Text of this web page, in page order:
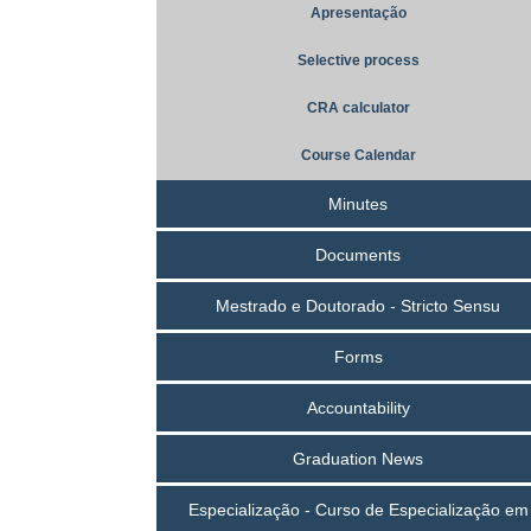
Apresentação
Selective process
CRA calculator
Course Calendar
Minutes
Documents
Mestrado e Doutorado - Stricto Sensu
Forms
Accountability
Graduation News
Especialização - Curso de Especialização em